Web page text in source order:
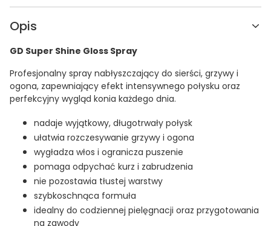
Opis
GD Super Shine Gloss Spray
Profesjonalny spray nabłyszczający do sierści, grzywy i
ogona, zapewniający efekt intensywnego połysku oraz
perfekcyjny wygląd konia każdego dnia.
nadaje wyjątkowy, długotrwały połysk
ułatwia rozczesywanie grzywy i ogona
wygładza włos i ogranicza puszenie
pomaga odpychać kurz i zabrudzenia
nie pozostawia tłustej warstwy
szybkoschnąca formuła
idealny do codziennej pielęgnacji oraz przygotowania
na zawody